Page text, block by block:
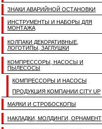
ЗНАКИ АВАРИЙНОЙ ОСТАНОВКИ
ИНСТРУМЕНТЫ И НАБОРЫ ДЛЯ
МОНТАЖА
КОЛПАКИ ДЕКОРАТИВНЫЕ,
ЛОГОТИПЫ, ЗАГЛУШКИ
КОМПРЕССОРЫ, НАСОСЫ И
ПЫЛЕСОСЫ
КОМПРЕССОРЫ И НАСОСЫ
ПРОДУКЦИЯ КОМПАНИИ CITY UP
МАЯКИ И СТРОБОСКОПЫ
НАКЛАДКИ, МОЛДИНГИ, ОРНАМЕНТ